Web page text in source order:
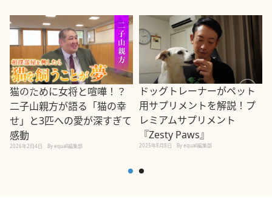
猫のために女将と喧嘩！？
二子山親方が語る「猫の幸
せ」と3匹への愛が深すぎて
感動
2026年2月4日 By equall編集部
ドッグトレーナーがペット
用サプリメントを解説！プ
レミアムサプリメント
『Zesty Paws』
2025年8月8日 By equall編集部